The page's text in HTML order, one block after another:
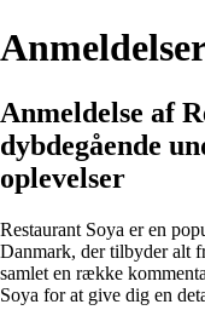
Anmeldelse af
dybdegående
oplevelser
Restaurant Soya er en
Danmark, der tilbyder alt
samlet en række
Soya for at give dig en